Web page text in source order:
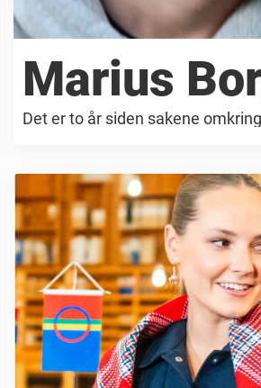
Marius
Det er to år siden sakene